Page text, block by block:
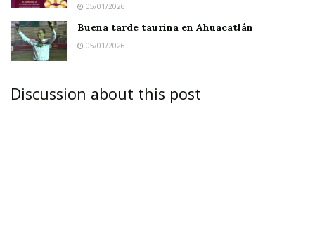
Ante la falta de oportunidades de empleo y la
productos de la canasta básica, una de las
05/01/2026
Buena tarde taurina en Ahuacatlán
05/01/2026
Discussion about this post